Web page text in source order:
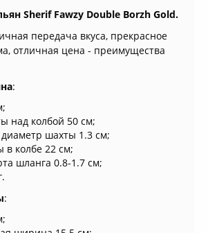
Sherif Fawzy Double Borzh Gold.
передача вкуса, прекрасное
отличная цена - преимущества
:
над колбой 50 см;
шахты 1.3 см;
в колбе 22 см;
шланга 0.8-1.7 см;
: